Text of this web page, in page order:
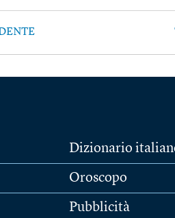
Dizionario
Oroscopo
Pubblicità